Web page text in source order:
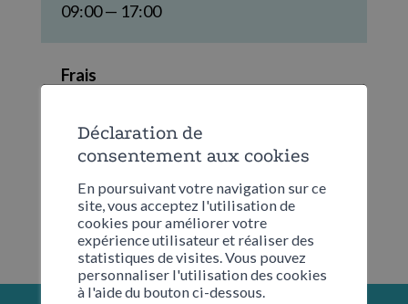
09:00 — 17:00
Frais
CHF 4.00 pour le transport
Déclaration de
consentement aux cookies
En poursuivant votre navigation sur ce
site, vous acceptez l'utilisation de
cookies pour améliorer votre
expérience utilisateur et réaliser des
statistiques de visites. Vous pouvez
personnaliser l'utilisation des cookies
à l'aide du bouton ci-dessous.